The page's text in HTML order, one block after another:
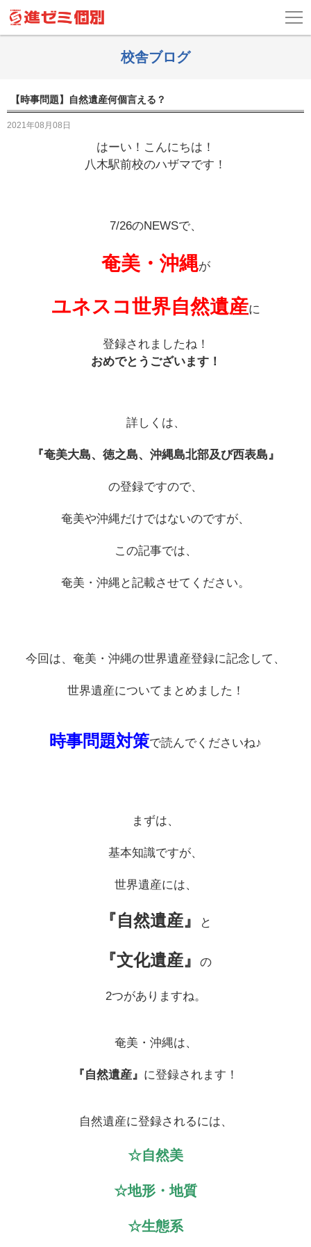
校舎ブログ
【時事問題】自然遺産何個言える？
2021年08月08日
はーい！こんにちは！
八木駅前校のハザマです！
7/26のNEWSで、
奄美・沖縄が
ユネスコ世界自然遺産に
登録されましたね！
おめでとうございます！
詳しくは、
『奄美大島、徳之島、沖縄島北部及び西表島』
の登録ですので、
奄美や沖縄だけではないのですが、
この記事では、
奄美・沖縄と記載させてください。
今回は、奄美・沖縄の世界遺産登録に記念して、
世界遺産についてまとめました！
時事問題対策で読んでくださいね♪
まずは、
基本知識ですが、
世界遺産には、
『自然遺産』 と
『文化遺産』 の
2つがありますね。
奄美・沖縄は、
『自然遺産』 に登録されます！
自然遺産に登録されるには、
☆自然美
☆地形・地質
☆生態系